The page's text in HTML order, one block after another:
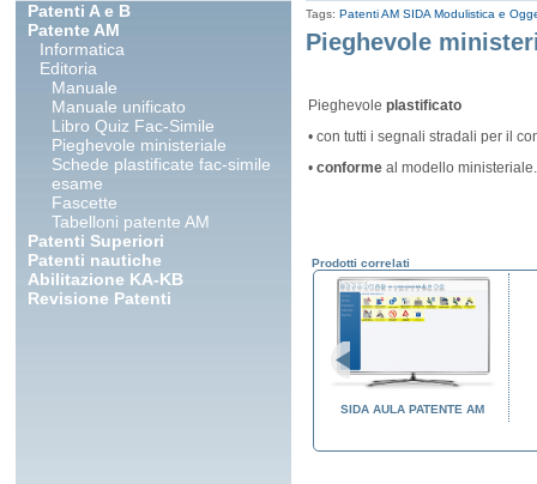
Patenti A e B
Patente AM
Informatica
Editoria
Manuale
Manuale unificato
Libro Quiz Fac-Simile
Pieghevole ministeriale
Schede plastificate fac-simile
esame
Fascette
Tabelloni patente AM
Patenti Superiori
Patenti nautiche
Abilitazione KA-KB
Revisione Patenti
Tags: Patenti AM SIDA Modulistica e
Pieghevole
Pieghevole plastificato
• con tutti i segnali stradali per il
• conforme al modello ministeriale.
Prodotti correlati
SIDA AULA PATENTE AM